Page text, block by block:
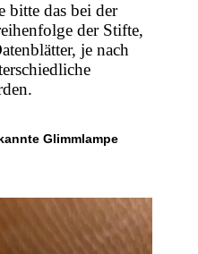
bitte das bei der
der Stifte,
je nach
Glimmlampe